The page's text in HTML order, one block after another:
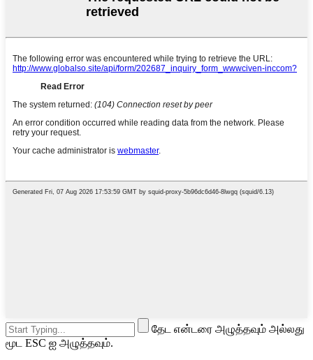
தேட என்டரை அழுத்தவும் அல்லது
மூட ESC ஐ அழுத்தவும்.